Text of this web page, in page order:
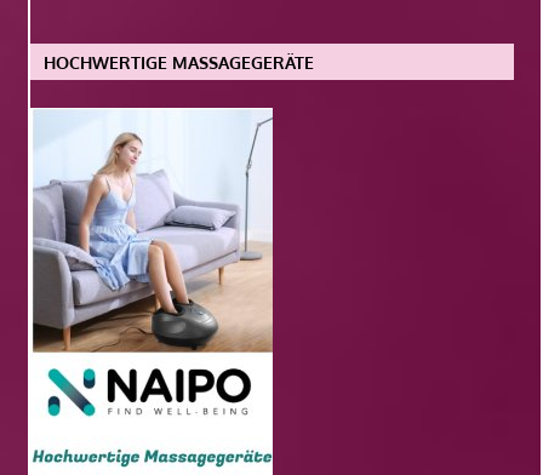
HOCHWERTIGE MASSAGEGERÄTE